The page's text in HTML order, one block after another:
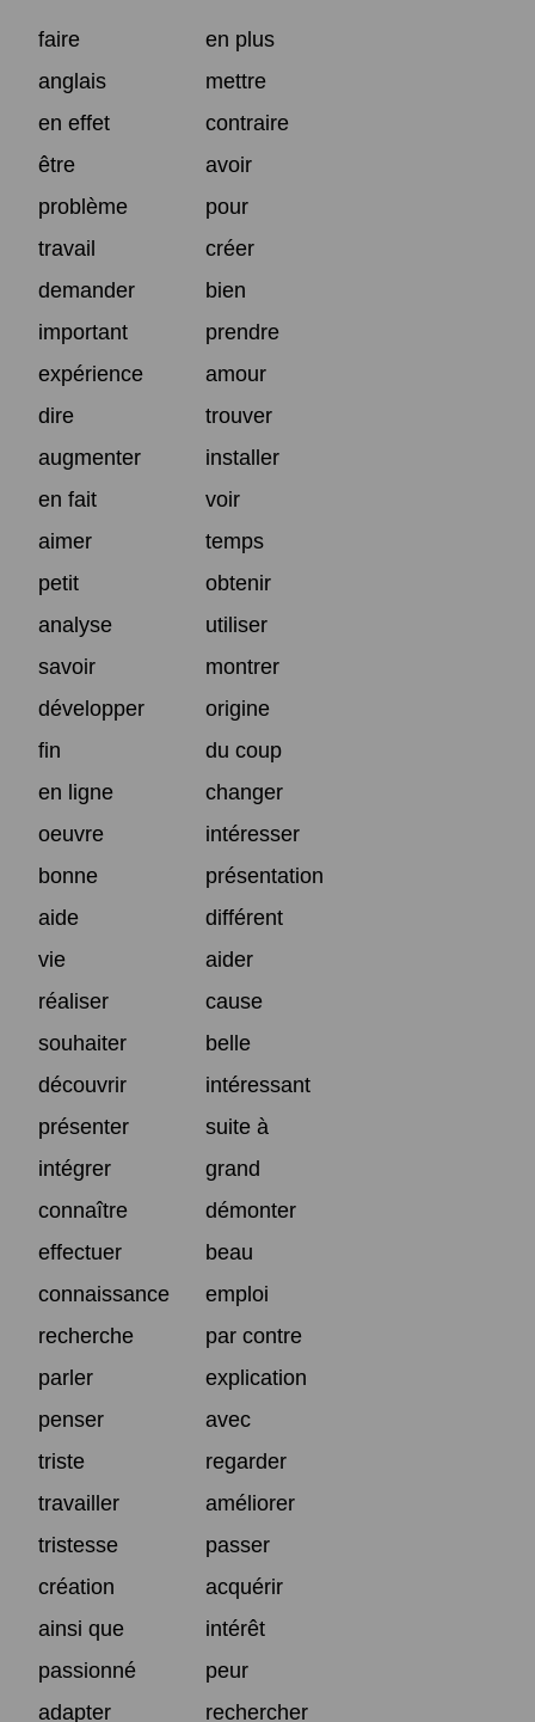
faire
en plus
anglais
mettre
en effet
contraire
être
avoir
problème
pour
travail
créer
demander
bien
important
prendre
expérience
amour
dire
trouver
augmenter
installer
en fait
voir
aimer
temps
petit
obtenir
analyse
utiliser
savoir
montrer
développer
origine
fin
du coup
en ligne
changer
oeuvre
intéresser
bonne
présentation
aide
différent
vie
aider
réaliser
cause
souhaiter
belle
découvrir
intéressant
présenter
suite à
intégrer
grand
connaître
démonter
effectuer
beau
connaissance
emploi
recherche
par contre
parler
explication
penser
avec
triste
regarder
travailler
améliorer
tristesse
passer
création
acquérir
ainsi que
intérêt
passionné
peur
adapter
rechercher